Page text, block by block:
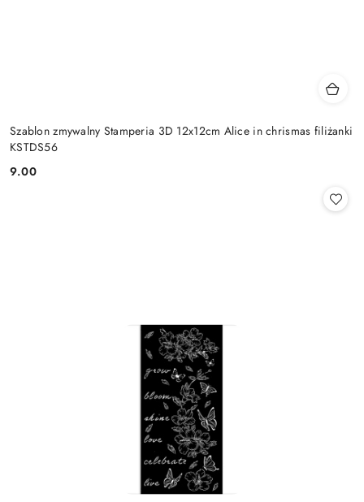
Szablon zmywalny Stamperia 3D 12x12cm Alice in chrismas filiżanki
KSTDS56
Cena:
9.00